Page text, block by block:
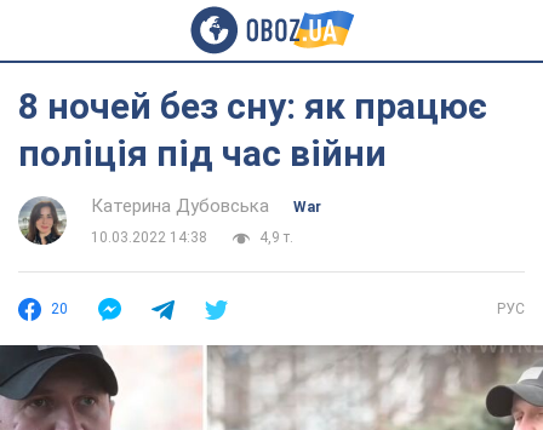
8 ночей без сну: як працює
поліція під час війни
Катерина Дубовська
War
10.03.2022 14:38
4,9 т.
20 РУС